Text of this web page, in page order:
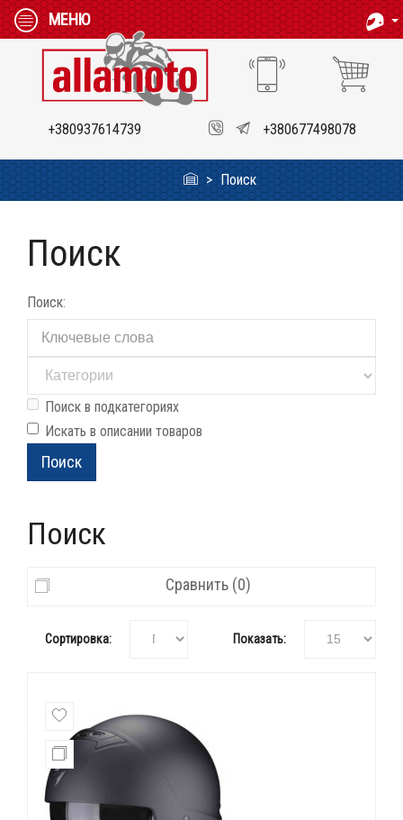
МЕНЮ
+380937614739 +380677498078
Поиск
Поиск
Поиск:
Поиск в подкатегориях
Искать в описании товаров
Поиск
Сравнить (0)
Сортировка: Показать: